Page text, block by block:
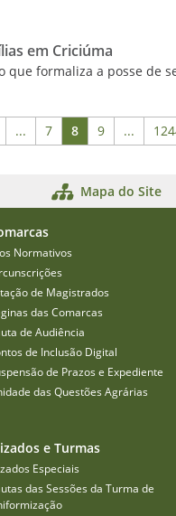
em Criciúma
que formaliza a posse de
...Páginas intermediárias
Página
7 Página
8 Página
9 ...
Mapa do Site
Normativos
de Magistrados
das Comarcas
de Audiência
de Inclusão Digital
de Prazos e Expediente
das Questões Agrárias
e Turmas
Especiais
das Sessões da Turma de